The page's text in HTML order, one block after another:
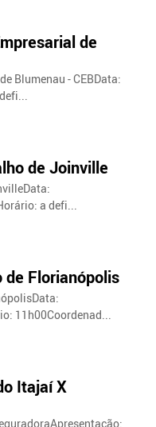
de
Blumenau - CEBData:
de Joinville
a defi...
de Florianópolis
11h00Coordenad...
Itajaí X